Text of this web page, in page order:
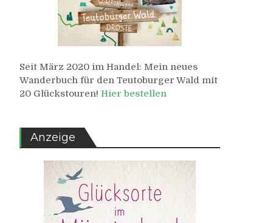
Seit März 2020 im Handel: Mein neues
Wanderbuch für den Teutoburger Wald mit
20 Glückstouren! Hier bestellen
Anzeige